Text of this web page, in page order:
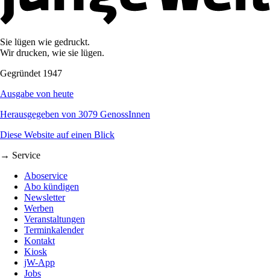
Sie lügen wie gedruckt.
Wir drucken, wie sie lügen.
Gegründet 1947
Ausgabe von heute
Herausgegeben von 3079 GenossInnen
Diese Website auf einen Blick
→ Service
Aboservice
Abo kündigen
Newsletter
Werben
Veranstaltungen
Terminkalender
Kontakt
Kiosk
jW-App
Jobs